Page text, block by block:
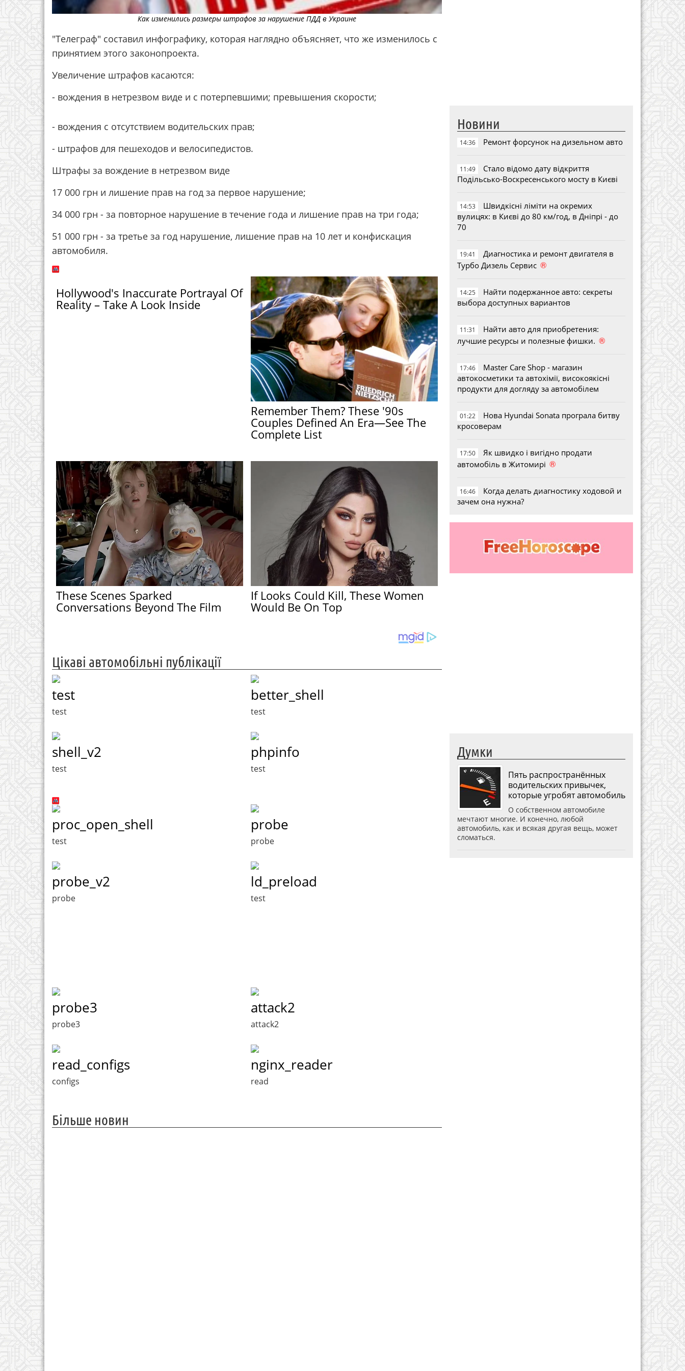
Как изменились размеры штрафов за нарушение ПДД в Украине
"Телеграф" составил инфографику, которая наглядно объясняет, что же изменилось с
принятием этого законопроекта.
Увеличение штрафов касаются:
- вождения в нетрезвом виде и с потерпевшими; превышения скорости;
- вождения с отсутствием водительских прав;
- штрафов для пешеходов и велосипедистов.
Штрафы за вождение в нетрезвом виде
17 000 грн и лишение прав на год за первое нарушение;
34 000 грн - за повторное нарушение в течение года и лишение прав на три года;
51 000 грн - за третье за год нарушение, лишение прав на 10 лет и конфискация
автомобиля.
Hollywood's Inaccurate Portrayal Of
Reality – Take A Look Inside
Remember Them? These '90s
Couples Defined An Era—See The
Complete List
These Scenes Sparked
Conversations Beyond The Film
If Looks Could Kill, These Women
Would Be On Top
Цікаві автомобільні публікації
test
test
better_shell
test
shell_v2
test
phpinfo
test
proc_open_shell
test
probe
probe
probe_v2
probe
ld_preload
test
probe3
probe3
attack2
attack2
read_configs
configs
nginx_reader
read
Більше новин
Новини
14:36 Ремонт форсунок на дизельном авто
11:49
Стало відомо дату відкриття
Подільсько-Воскресенського мосту в Києві
14:53
Швидкісні ліміти на окремих
вулицях: в Києві до 80 км/год, в Дніпрі - до
70
19:41
Диагностика и ремонт двигателя в
Турбо Дизель Сервис ®
14:25
Найти подержанное авто: секреты
выбора доступных вариантов
11:31
Найти авто для приобретения:
лучшие ресурсы и полезные фишки. ®
17:46
Master Care Shop - магазин
автокосметики та автохімії, високоякісні
продукти для догляду за автомобілем
01:22
Нова Hyundai Sonata програла битву
кросоверам
17:50
Як швидко і вигідно продати
автомобіль в Житомирі ®
16:46
Когда делать диагностику ходовой и
зачем она нужна?
Думки
Пять распространённых
водительских привычек,
которые угробят автомобиль
О собственном автомобиле
мечтают многие. И конечно, любой
автомобиль, как и всякая другая вещь, может
сломаться.